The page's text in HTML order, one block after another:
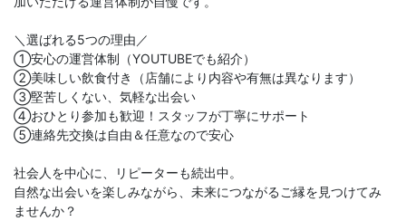
＼選ばれる5つの理由／
①安心の運営体制（YOUTUBEでも紹介）
②美味しい飲食付き（店舗により内容や有無は異なります）
③堅苦しくない、気軽な出会い
④おひとり参加も歓迎！スタッフが丁寧にサポート
⑤連絡先交換は自由＆任意なので安心
社会人を中心に、リピーターも続出中。
自然な出会いを楽しみながら、未来につながるご縁を見つけてみ
ませんか？